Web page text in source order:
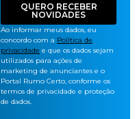
QUERO RECEBER
NOVIDADES
Ao informar meus dados, eu
concordo com a Política de
privacidade e que os dados sejam
utilizados para ações de
marketing de anunciantes e o
Portal Rumo Certo, conforme os
termos de privacidade e proteção
de dados.